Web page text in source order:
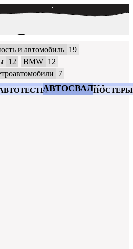
АВТОСВАЛКАПОСТЕРЫ
и автомобиль
19
12 BMW
12
7